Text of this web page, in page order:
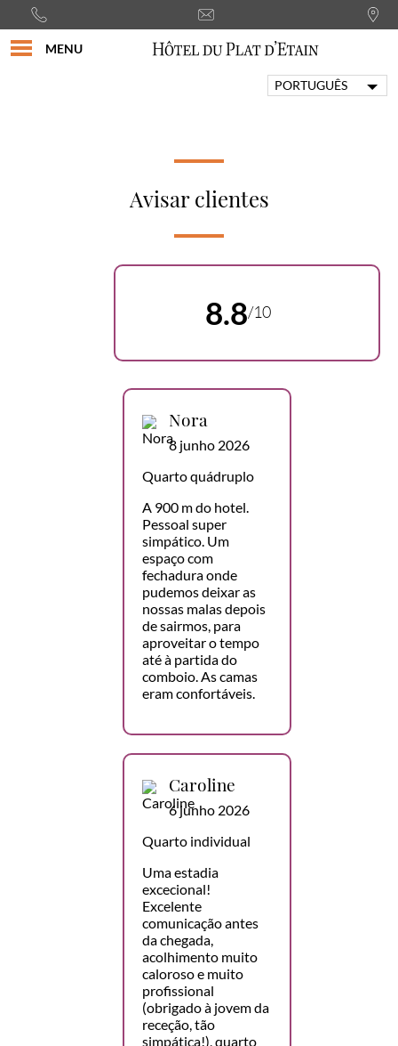
MENU
PORTUGUÊS
Avisar clientes
8.8/10
Nora
8 junho 2026
Quarto quádruplo
A 900 m do hotel.
Pessoal super
simpático. Um
espaço com
fechadura onde
pudemos deixar as
nossas malas depois
de sairmos, para
aproveitar o tempo
até à partida do
comboio. As camas
eram confortáveis.
Caroline
6 junho 2026
Quarto individual
Uma estadia
excecional!
Excelente
comunicação antes
da chegada,
acolhimento muito
caloroso e muito
profissional
(obrigado à jovem da
receção, tão
simpática!), quarto